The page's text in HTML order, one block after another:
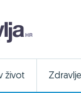
život